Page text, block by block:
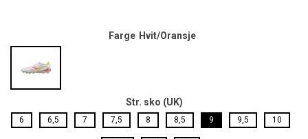
Farge Hvit/Oransje
Str. sko (UK)
6 6,5 7 7,5 8 8,5 9 9,5 10